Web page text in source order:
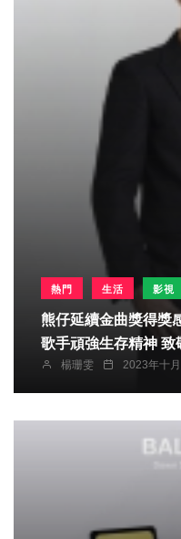
熱門 生活 影視
熊仔延續金曲獎得獎
歌手頑強生存精神
楊珊雯 2023年十